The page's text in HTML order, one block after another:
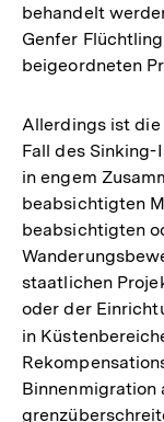
behandelt
Genfer
beigeordneten
Allerdings ist
Fall des
in engem
beabsichtigten
beabsichtigten
staatlichen
oder der
in
Binnenmigration